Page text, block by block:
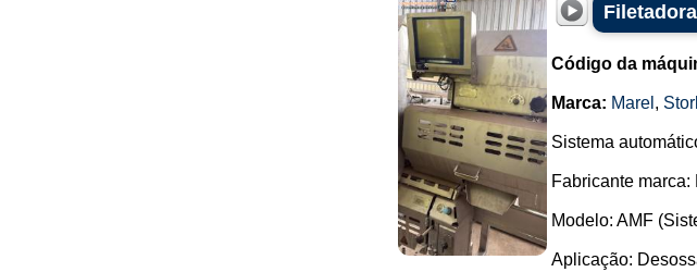
Código da
Marca: Marel ,
Sistema
Fabricante
Modelo: AMF
Aplicação: